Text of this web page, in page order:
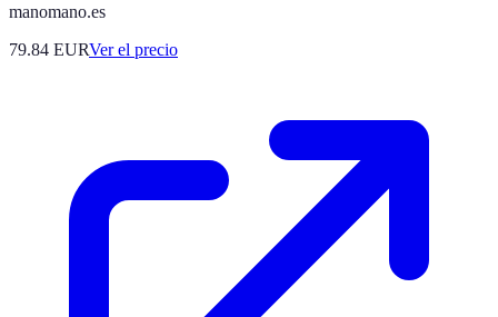
manomano.es
79.84 EURVer el precio